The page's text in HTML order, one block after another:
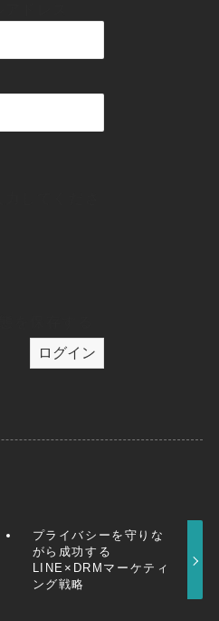
プライバシーを守りな
がら成功する
LINE×DRMマーケティ
ング戦略